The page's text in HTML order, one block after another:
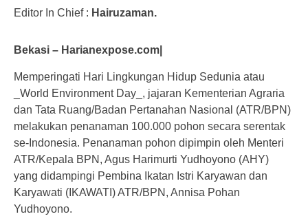
Editor In Chief : Hairuzaman.
Bekasi – Harianexpose.com|
Memperingati Hari Lingkungan Hidup Sedunia atau
_World Environment Day_, jajaran Kementerian Agraria
dan Tata Ruang/Badan Pertanahan Nasional (ATR/BPN)
melakukan penanaman 100.000 pohon secara serentak
se-Indonesia. Penanaman pohon dipimpin oleh Menteri
ATR/Kepala BPN, Agus Harimurti Yudhoyono (AHY)
yang didampingi Pembina Ikatan Istri Karyawan dan
Karyawati (IKAWATI) ATR/BPN, Annisa Pohan
Yudhoyono.